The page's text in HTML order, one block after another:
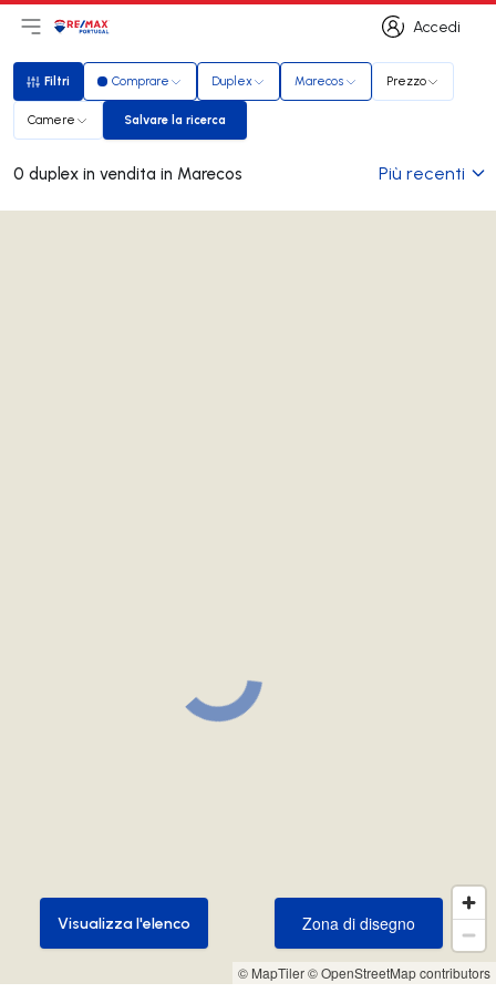
Accedi
Accedi
Apri il menu principale
LogoVai alla homepage
Filtri
Filtri Comprare Duplex Marecos Prezzo
Camere Salvare la ricerca
Salvare la ricerca
0 duplex in vendita in Marecos Più recenti
© MapTiler© OpenStreetMap contributors
Zona di disegno
Zona di disegno
Visualizza l'elenco
Visualizza l'elenco